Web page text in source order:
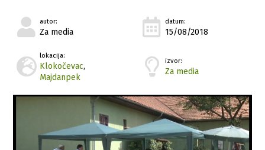
autor:
Za media
datum:
15/08/2018
lokacija:
Klokočevac,
Majdanpek
izvor:
Za media